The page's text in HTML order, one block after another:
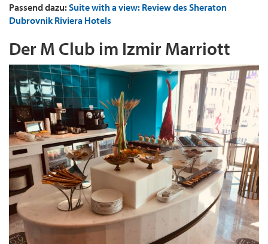
Passend dazu:Suite with a view: Review des Sheraton
Dubrovnik Riviera Hotels
Der M Club im Izmir Marriott